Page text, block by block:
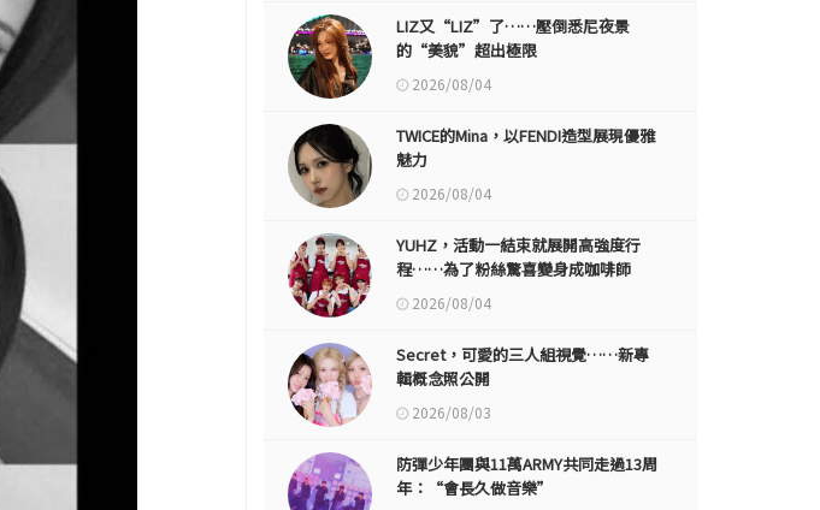
LIZ又“LIZ”了……壓倒悉尼夜景
的“美貌”超出極限
2026/08/04
TWICE的Mina，以FENDI造型展現優雅
魅力
2026/08/04
YUHZ，活動一結束就展開高強度行
程……為了粉絲驚喜變身成咖啡師
2026/08/04
Secret，可愛的三人組視覺……新專
輯概念照公開
2026/08/03
防彈少年團與11萬ARMY共同走過13周
年：“會長久做音樂”